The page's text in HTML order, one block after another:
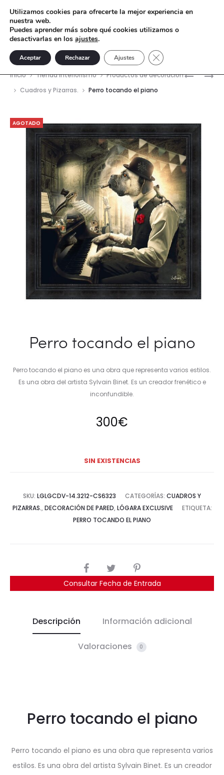
PERRO
MONO
Inicio Tienda interiorismo
Productos de decoración
Cuadros y Pizarras.
Perro tocando el piano
Consultar Fecha de Entrada
AGOTADO
Perro tocando el piano
Perro tocando el piano es una obra que representa varios estilos.
Es una obra del artista Sylvain Binet. Es un creador frenético e
inconfundible.
300€
SIN EXISTENCIAS
SKU: LGLGCDV-14.3212-CS6323 CATEGORÍAS: CUADROS Y
PIZARRAS., DECORACIÓN DE PARED, LÓGARA EXCLUSIVE
ETIQUETA:
PERRO TOCANDO EL PIANO
COMPARTIR
Descripción Información adicional
Valoraciones 0
Perro tocando el piano
Perro tocando el piano es una obra que representa varios
estilos. Es una obra del artista Sylvain Binet. Es un creador
Utilizamos cookies para ofrecerte la mejor experiencia en
nuestra web.
Puedes aprender más sobre qué cookies utilizamos o
desactivarlas en los ajustes.
Aceptar Rechazar Ajustes Cerrar el banner de